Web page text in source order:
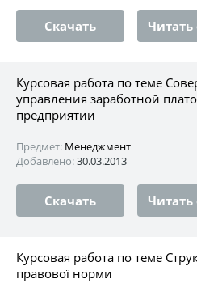
Скачать
Курсовая работа по теме
управления заработной
предприятии
Предмет: Менеджмент
Добавлено:30.03.2013
Скачать
Курсовая работа по теме
правової норми